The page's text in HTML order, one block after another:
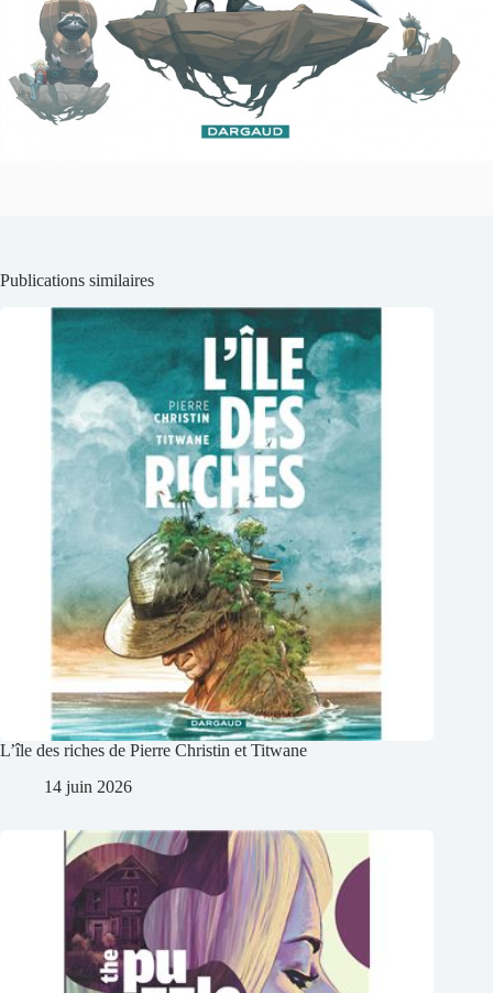
Publications similaires
L’île des riches de Pierre Christin et Titwane
14 juin 2026